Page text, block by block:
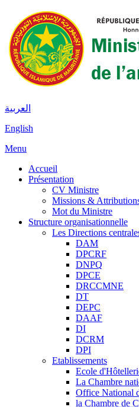
العربية
English
Menu
Accueil
Présentation
CV Ministre
Missions &
Mot du Ministre
Structure organisationnelle
Les Directions
DAM
DPCRF
DNPQ
DPCE
DRCCMNE
DT
DEPC
DAAF
DI
DCRM
DPI
Etablissements
Ecole
La Chambre
Office National
la Chambre de